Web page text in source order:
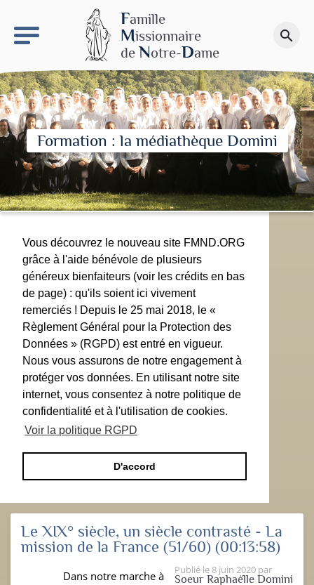
Famille
Missionnaire
de Notre-Dame
search
Faire un don
Formation : la médiathèque Domini
Vous découvrez le nouveau site FMND.ORG
grâce à l'aide bénévole de plusieurs
généreux bienfaiteurs (voir les crédits en bas
de page) : qu'ils soient ici vivement
remerciés ! Depuis le 25 mai 2018, le «
Règlement Général pour la Protection des
Données » (RGPD) est entré en vigueur.
Nous vous assurons de notre engagement à
protéger vos données. En utilisant notre site
internet, vous consentez à notre politique de
confidentialité et à l'utilisation de cookies.
Voir la politique RGPD
D'accord
Le XIX° siècle, un siècle contrasté - La
mission de la France (51/60) (00:13:58)
Publié le8 juin 2020 par
Soeur Raphaëlle Domini
Dans notre marche à